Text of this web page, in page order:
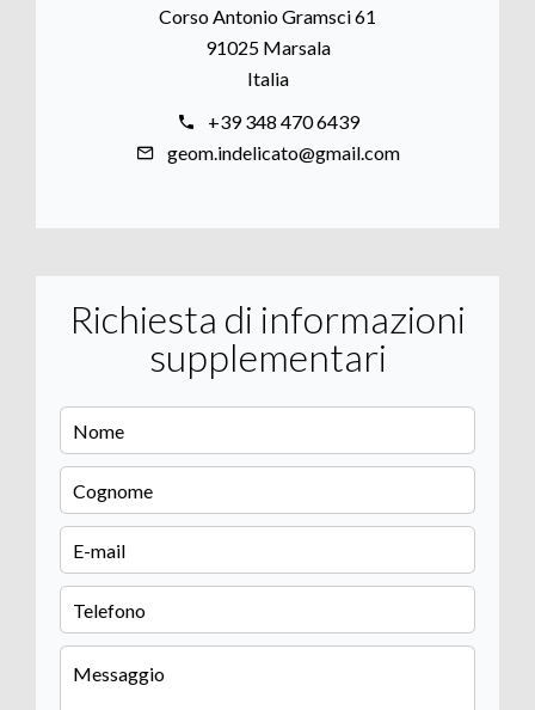
Corso Antonio Gramsci 61
91025 Marsala
Italia
+39 348 470 6439
geom.indelicato@gmail.com
Richiesta di informazioni
supplementari